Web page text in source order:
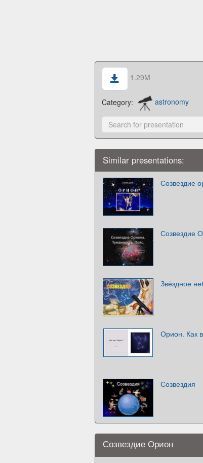
1.29M
Category: astronomy
Similar presentations:
Созвездие
Созвездие
Звёздное
Орион. Как
Созвездия
Созвездие Орион